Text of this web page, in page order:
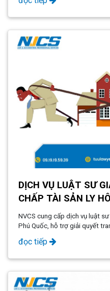
vấn và bảo vệ quyền lợi của
DỊCH VỤ LUẬT SƯ
CHẤP TÀI SẢN LY
PHÚ QUỐC
NVCS cung cấp dịch vụ luật
Phú Quốc, hỗ trợ giải quyết
hiệu quả và công bằng. Đội
vấn và bảo vệ quyền lợi của
đọc tiếp